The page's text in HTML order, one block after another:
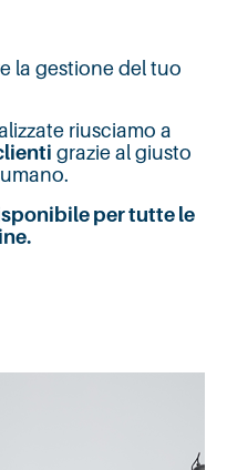
la gestione del tuo
riusciamo a
grazie al giusto
per tutte le